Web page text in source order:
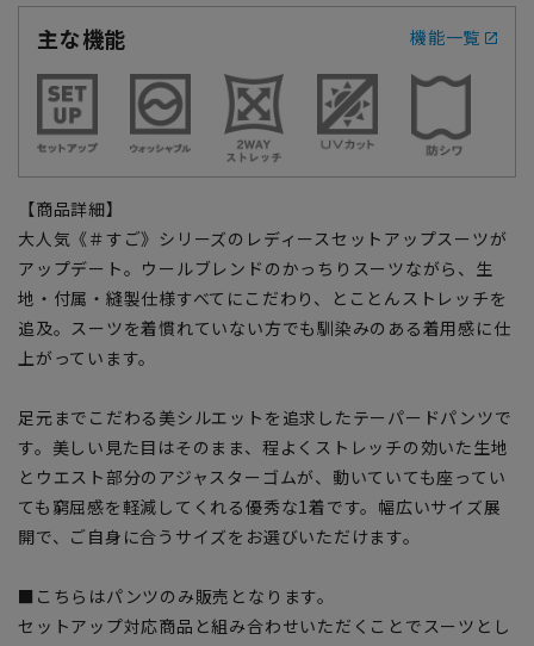
主な機能
機能一覧
【商品詳細】
大人気《＃すご》シリーズのレディースセットアップスーツが
アップデート。ウールブレンドのかっちりスーツながら、生
地・付属・縫製仕様すべてにこだわり、とことんストレッチを
追及。スーツを着慣れていない方でも馴染みのある着用感に仕
上がっています。
足元までこだわる美シルエットを追求したテーパードパンツで
す。美しい見た目はそのまま、程よくストレッチの効いた生地
とウエスト部分のアジャスターゴムが、動いていても座ってい
ても窮屈感を軽減してくれる優秀な1着です。幅広いサイズ展
開で、ご自身に合うサイズをお選びいただけます。
■こちらはパンツのみ販売となります。
セットアップ対応商品と組み合わせいただくことでスーツとし